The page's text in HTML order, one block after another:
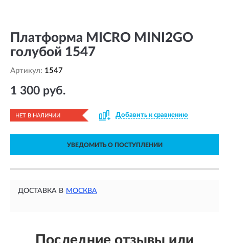
Платформа MICRO MINI2GO
голубой 1547
Артикул: 1547
1 300 руб.
НЕТ В НАЛИЧИИ Добавить к сравнению
УВЕДОМИТЬ О ПОСТУПЛЕНИИ
ДОСТАВКА В МОСКВА
Последние отзывы или